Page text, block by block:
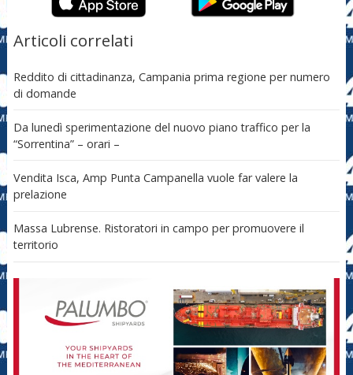
Articoli correlati
Reddito di cittadinanza, Campania prima regione per numero
di domande
Da lunedì sperimentazione del nuovo piano traffico per la
“Sorrentina” – orari –
Vendita Isca, Amp Punta Campanella vuole far valere la
prelazione
Massa Lubrense. Ristoratori in campo per promuovere il
territorio